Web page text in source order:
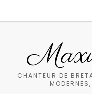
CHANTEUR DE